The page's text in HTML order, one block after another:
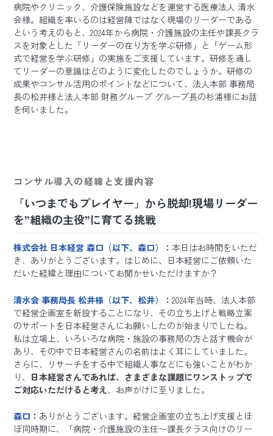
病院やクリニック、介護保険施設などを運営する医療法人 清水
会様。組織を率いるのは経営陣ではなく現場のリーダーである
という考えのもと、2024年から病院・介護施設の主任や課長クラ
スを対象とした「リーダーの在り方を学ぶ研修」と「ゲーム形
式で経営を学ぶ研修」の実施をご支援しています。研修を通し
てリーダーの意識はどのように変化したのでしょうか。研修の
成果やコンサル活用のポイントなどについて、法人本部 事務局
長の松井様と法人本部 財務グループ グループ長の杉浦様にお話
を伺いました。
コンサル導入の経緯と支援内容
「いつまでもプレイヤー」から脱却!現場リーダー
を”組織の主役”に育てる挑戦
株式会社 日本経営 森口（以下、森口） ：本日はお時間をいただ
き、ありがとうございます。はじめに、日本経営にご依頼いた
だいた経緯と理由についてお聞かせいただけますか？
清水会 事務局長 松井様（以下、松井） ：2024年当時、法人本部
で経営企画室を新設することになり、その立ち上げと戦略立案
のサポートを日本経営さんにお願いしたのが始まりでしたね。
私は立場上、いろいろな病院・施設の事務局の方と話す機会が
あり、その中で日本経営さんの名前はよく耳にしていました。
さらに、リサーチをする中で組織人事などにも強いことがわか
り、 日本経営さんであれば、さまざまな課題にワンストップで
ご対応いただけると考え、お声がけに至りました。
森口 ： ありがとうございます。経営企画室の立ち上げ支援とほ
ぼ同時期に、「病院・介護施設の主任〜課長クラス向けのリー